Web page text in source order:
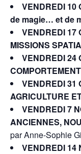
VENDREDI 10
de magie… et de
VENDREDI 17
MISSIONS
VENDREDI 24
VENDREDI 31
AGRICULTURE
VENDREDI 7
ANCIENNES,
par Anne-Sophie
VENDREDI 14